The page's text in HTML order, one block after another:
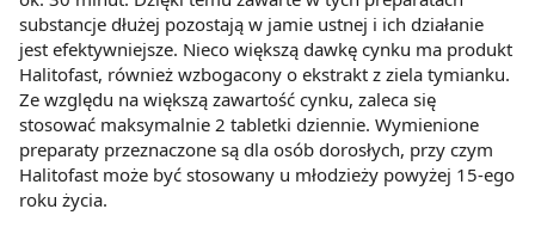
substancje dłużej pozostają w jamie ustnej i ich działanie
jest efektywniejsze. Nieco większą dawkę cynku ma produkt
Halitofast, również wzbogacony o ekstrakt z ziela tymianku.
Ze względu na większą zawartość cynku, zaleca się
stosować maksymalnie 2 tabletki dziennie. Wymienione
preparaty przeznaczone są dla osób dorosłych, przy czym
Halitofast może być stosowany u młodzieży powyżej 15-ego
roku życia.